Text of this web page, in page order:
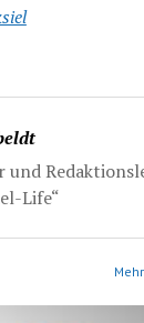
und
Life“